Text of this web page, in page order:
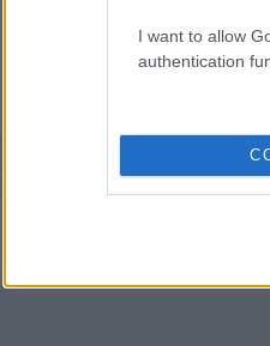
I want to allow
authentication